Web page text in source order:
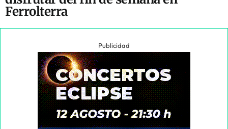
Ferrolterra
Publicidad